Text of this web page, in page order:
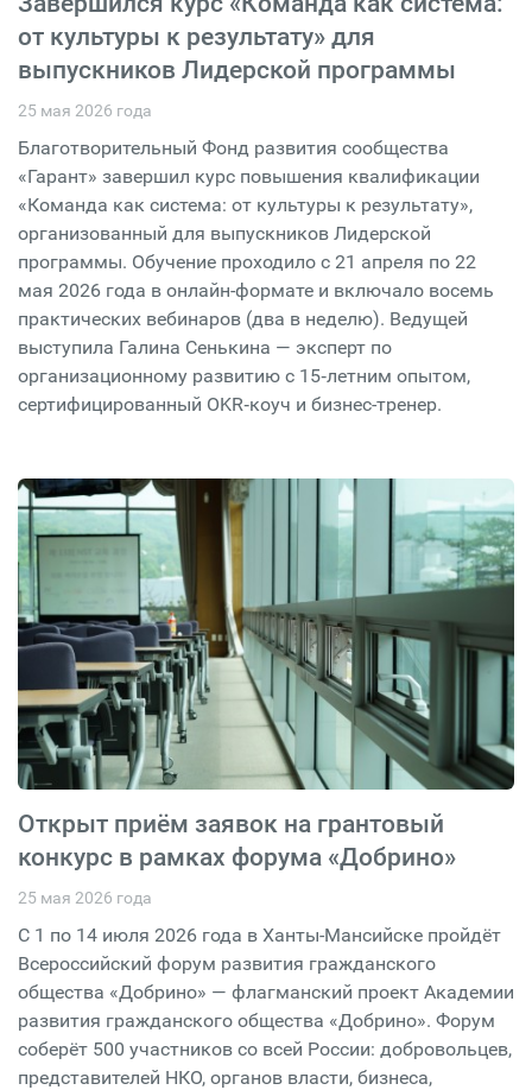
от культуры к результату» для
выпускников Лидерской программы
25 мая 2026 года
Благотворительный Фонд развития сообщества
«Гарант» завершил курс повышения квалификации
«Команда как система: от культуры к результату»,
организованный для выпускников Лидерской
программы. Обучение проходило с 21 апреля по 22
мая 2026 года в онлайн-формате и включало восемь
практических вебинаров (два в неделю). Ведущей
выступила Галина Сенькина — эксперт по
организационному развитию с 15‑летним опытом,
сертифицированный OKR‑коуч и бизнес-тренер.
Открыт приём заявок на грантовый
конкурс в рамках форума «Добрино»
25 мая 2026 года
С 1 по 14 июля 2026 года в Ханты-Мансийске пройдёт
Всероссийский форум развития гражданского
общества «Добрино» — флагманский проект Академии
развития гражданского общества «Добрино». Форум
соберёт 500 участников со всей России: добровольцев,
представителей НКО, органов власти, бизнеса,